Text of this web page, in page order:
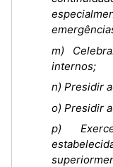
m)
internos;
n) Presidir
o) Presidir
p)